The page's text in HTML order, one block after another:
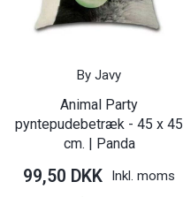
By Javy
Animal Party
pyntepudebetræk - 45 x 45
cm. | Panda
99,50 DKK Inkl. moms